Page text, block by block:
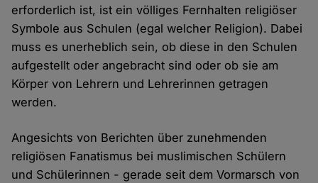
erforderlich ist, ist ein völliges Fernhalten religiöser
Symbole aus Schulen (egal welcher Religion). Dabei
muss es unerheblich sein, ob diese in den Schulen
aufgestellt oder angebracht sind oder ob sie am
Körper von Lehrern und Lehrerinnen getragen
werden.
Angesichts von Berichten über zunehmenden
religiösen Fanatismus bei muslimischen Schülern
und Schülerinnen - gerade seit dem Vormarsch von